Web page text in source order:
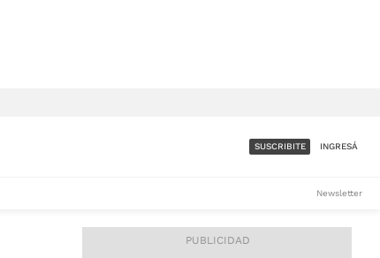
ACCESO FULL - $1.800/MES
SUSCRIBITE INGRESÁ
Newsletter